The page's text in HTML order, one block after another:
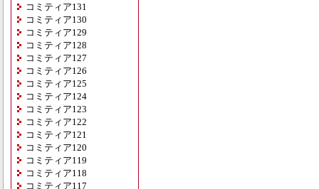
コミティア131
コミティア130
コミティア129
コミティア128
コミティア127
コミティア126
コミティア125
コミティア124
コミティア123
コミティア122
コミティア121
コミティア120
コミティア119
コミティア118
コミティア117